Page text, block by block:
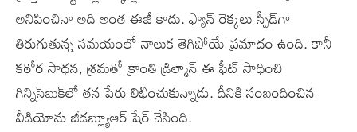
అనిపించినా అది అంత ఈజీ కాదు. ఫ్యాన్‌ రెక్కలు స్పీడ్‌గా
తిరుగుతున్న సమయంలో నాలుక తెగిపోయే ప్రమాదం ఉంది. కానీ
కఠోర సాధన, శ్రమతో క్రాంతి డ్రిల్మాన్‌ ఈ ఫీట్‌ సాధించి
గిన్నిస్‌బుక్‌లో తన పేరు లిఖించుకున్నాడు. దీనికి సంబందించిన
వీడియోను జీడబ్ల్యూఆర్‌ షేర్‌ చేసింది.